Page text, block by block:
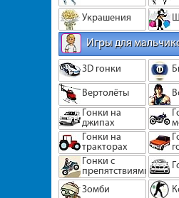
Украшения
Игры для
3D гонки
Вертолёты
Гонки на
джипах
Гонки на
тракторах
Гонки с
препятствиями
Зомби